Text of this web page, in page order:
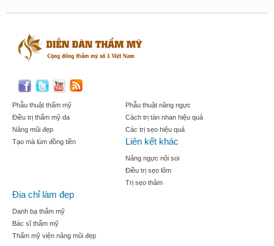
Phẫu thuật thẩm mỹ
Điều trị thẩm mỹ da
Nâng mũi đẹp
Tạo mà lúm đồng tiền
Phẫu thuật nâng ngực
Cách trị tàn nhan hiệu quả
Các trị sẹo hiệu quả
Liên kết khác
Nâng ngực nội soi
Điều trị sẹo lõm
Trị sẹo thâm
Địa chỉ làm đẹp
Danh bạ thẩm mỹ
Bác sĩ thẩm mỹ
Thẩm mỹ viện nâng mũi đẹp